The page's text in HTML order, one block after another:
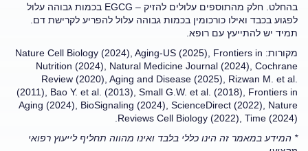
בהחלט. חלק מהתוספים עלולים להזיק – EGCG בכמות גבוהה עלול
לפגוע בכבד ואילו כורכומין בכמות גבוהה עלול להפריע לקרישת דם.
תמיד יש להתייעץ עם רופא.
מקורות: Nature Cell Biology (2024), Aging-US (2025), Frontiers in
Nutrition (2024), Natural Medicine Journal (2024), Cochrane
Review (2020), Aging and Disease (2025), Rizwan M. et al.
(2011), Bao Y. et al. (2013), Small G.W. et al. (2018), Frontiers in
Aging (2024), BioSignaling (2024), ScienceDirect (2022), Nature
Reviews Cell Biology (2022), Time (2024).
* המידע במאמר זה הינו כללי בלבד ואינו מהווה תחליף לייעוץ רפואי